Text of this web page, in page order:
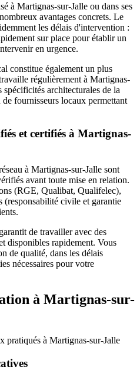
à Martignas-sur-Jalle ou dans ses
avantages concrets. Le
les délais d'intervention :
sur place pour établir un
en urgence.
constitue également un plus
régulièrement à Martignas-
architecturales de la
fournisseurs locaux permettant
et certifiés à Martignas-
à Martignas-sur-Jalle sont
avant toute mise en relation.
(RGE, Qualibat, Qualifelec),
(responsabilité civile et garantie
de travailler avec des
disponibles rapidement. Vous
de qualité, dans les délais
nécessaires pour votre
à Martignas-sur-
pratiqués à Martignas-sur-Jalle